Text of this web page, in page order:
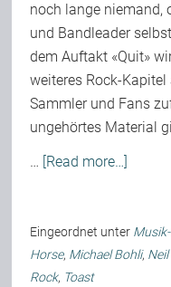
noch lange niemand,
und Bandleader
dem Auftakt «Quit»
weiteres Rock-
Sammler und Fans
ungehörtes Material
… [Read more…]
Eingeordnet unter
Horse, Michael Bohli,
Rock, Toast